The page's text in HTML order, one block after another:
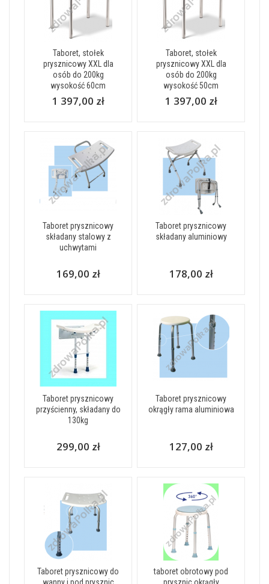
Taboret, stołek
prysznicowy XXL dla
osób do 200kg
wysokość 60cm
1 397,00 zł
Taboret, stołek
prysznicowy XXL dla
osób do 200kg
wysokość 50cm
1 397,00 zł
Taboret prysznicowy
składany stalowy z
uchwytami
169,00 zł
Taboret prysznicowy
składany aluminiowy
178,00 zł
Taboret prysznicowy
przyścienny, składany do
130kg
299,00 zł
Taboret prysznicowy
okrągły rama aluminiowa
127,00 zł
Taboret prysznicowy do
taboret obrotowy pod